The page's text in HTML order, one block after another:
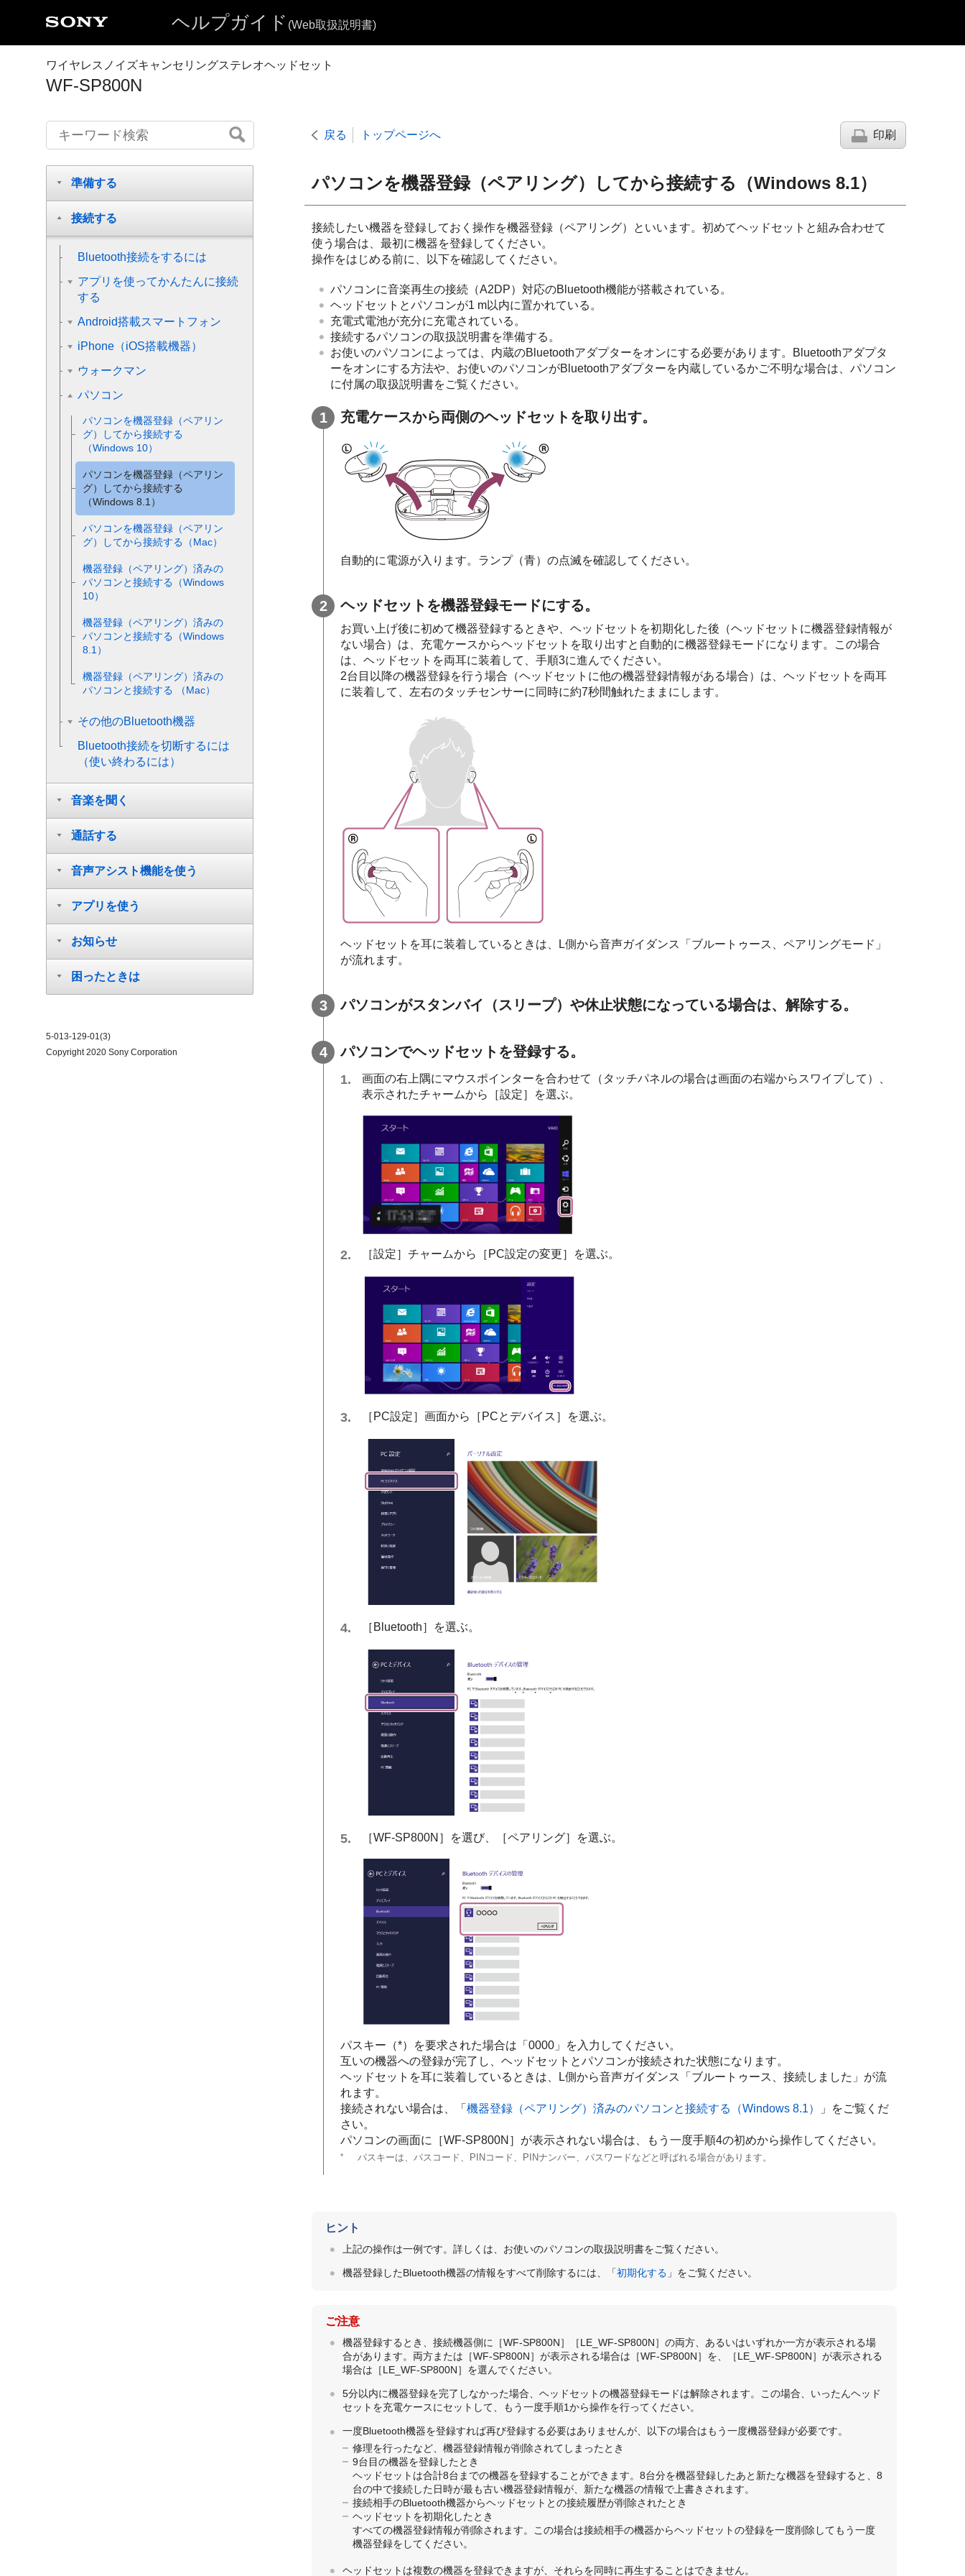
ヘルプガイド (Web取扱説明書)
ワイヤレスノイズキャンセリングステレオヘッドセット
WF-SP800N
戻る トップページへ 印刷
パソコンを機器登録（ペアリング）してから接続する（Windows 8.1）
接続したい機器を登録しておく操作を機器登録（ペアリング）といいます。初めてヘッドセットと組み合わせて
使う場合は、最初に機器を登録してください。
操作をはじめる前に、以下を確認してください。
パソコンに音楽再生の接続（A2DP）対応のBluetooth機能が搭載されている。
ヘッドセットとパソコンが1 m以内に置かれている。
充電式電池が充分に充電されている。
接続するパソコンの取扱説明書を準備する。
お使いのパソコンによっては、内蔵のBluetoothアダプターをオンにする必要があります。 Bluetoothアダプタ
ーをオンにする方法や、お使いのパソコンがBluetoothアダプターを内蔵しているかご不明な場合は、パソコン
に付属の取扱説明書をご覧ください。
充電ケースから両側のヘッドセットを取り出す。
自動的に電源が入ります。ランプ（青）の点滅を確認してください。
ヘッドセットを機器登録モードにする。
お買い上げ後に初めて機器登録するときや、ヘッドセットを初期化した後（ヘッドセットに機器登録情報が
ない場合）は、充電ケースからヘッドセットを取り出すと自動的に機器登録モードになります。この場合
は、ヘッドセットを両耳に装着して、手順3に進んでください。
2台目以降の機器登録を行う場合（ヘッドセットに他の機器登録情報がある場合）は、ヘッドセットを両耳
に装着して、左右のタッチセンサーに同時に約7秒間触れたままにします。
ヘッドセットを耳に装着しているときは、L側から音声ガイダンス
「ブルートゥース、ペアリングモード」
が流れます。
パソコンがスタンバイ（スリープ）や休止状態になっている場合は、解除する。
パソコンでヘッドセットを登録する。
画面の右上隅にマウスポインターを合わせて（タッチパネルの場合は画面の右端からスワイプして）、
表示されたチャームから［設定］を選ぶ。
［設定］チャームから［ PC設定の変更］を選ぶ。
［ PC設定］画面から［ PCとデバイス ］を選ぶ。
［ Bluetooth］を選ぶ。
［WF-SP800N ］を選び、［ペアリング］を選ぶ。
パスキー（*）を要求された場合は「0000」を入力してください。
互いの機器への登録が完了し、ヘッドセットとパソコンが接続された状態になります。
ヘッドセットを耳に装着しているときは、L側から音声ガイダンス
「ブルートゥース、接続しました」 が流
れます。
接続されない場合は、「 機器登録（ペアリング）済みのパソコンと接続する（Windows 8.1）
」をご覧くだ
さい。
パソコンの画面に［WF-SP800N ］が表示されない場合は、もう一度手順4の初めから操作してください。
* パスキーは、パスコード、PINコード、PINナンバー、パスワードなどと呼ばれる場合があります。
ヒント
上記の操作は一例です。詳しくは、お使いのパソコンの取扱説明書をご覧ください。
機器登録したBluetooth機器の情報をすべて削除するには、「初期化する 」をご覧ください。
ご注意
機器登録するとき、接続機器側に［WF-SP800N］［LE_WF-SP800N］の両方、あるいはいずれか一方が表示される場
合があります。両方または［WF-SP800N］が表示される場合は［WF-SP800N］を、［LE_WF-SP800N］が表示される
場合は［LE_WF-SP800N］を選んでください。
5分以内に機器登録を完了しなかった場合、ヘッドセットの機器登録モードは解除されます。この場合、いったんヘッド
セットを充電ケースにセットして、もう一度手順1から操作を行ってください。
一度Bluetooth機器を登録すれば再び登録する必要はありませんが、以下の場合はもう一度機器登録が必要です。
修理を行ったなど、機器登録情報が削除されてしまったとき
9台目の機器を登録したとき
ヘッドセットは合計8台までの機器を登録することができます。8台分を機器登録したあと新たな機器を登録すると、8
台の中で接続した日時が最も古い機器登録情報が、新たな機器の情報で上書きされます。
接続相手のBluetooth機器からヘッドセットとの接続履歴が削除されたとき
ヘッドセットを初期化したとき
すべての機器登録情報が削除されます。この場合は接続相手の機器からヘッドセットの登録を一度削除してもう一度
機器登録をしてください。
ヘッドセットは複数の機器を登録できますが、それらを同時に再生することはできません。
準備する
接続する
Bluetooth接続をするには
アプリを使ってかんたんに接続
する
Android搭載スマートフォン
iPhone（iOS搭載機器）
ウォークマン
パソコン
パソコンを機器登録（ペアリン
グ）してから接続する
（Windows 10）
パソコンを機器登録（ペアリン
グ）してから接続する
（Windows 8.1 ）
パソコンを機器登録（ペアリン
グ）してから接続する（Mac）
機器登録（ペアリング）済みの
パソコンと接続する（Windows
10）
機器登録（ペアリング）済みの
パソコンと接続する（Windows
8.1 ）
機器登録（ペアリング）済みの
パソコンと接続する （Mac）
その他のBluetooth機器
Bluetooth接続を切断するには
（使い終わるには）
音楽を聞く
通話する
音声アシスト機能を使う
アプリを使う
お知らせ
困ったときは
5-013-129-01(3)
Copyright 2020 Sony Corporation